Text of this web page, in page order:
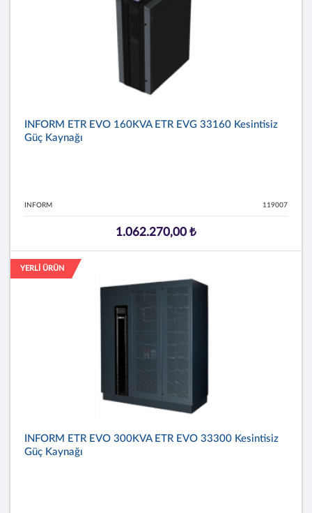
INFORM ETR EVO 160KVA ETR EVG 33160 Kesintisiz
Güç Kaynağı
INFORM 119007
1.062.270,00 ₺
YERLİ ÜRÜN
INFORM ETR EVO 300KVA ETR EVO 33300 Kesintisiz
Güç Kaynağı